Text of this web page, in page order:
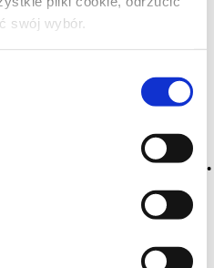
swój wybór.18 lat?